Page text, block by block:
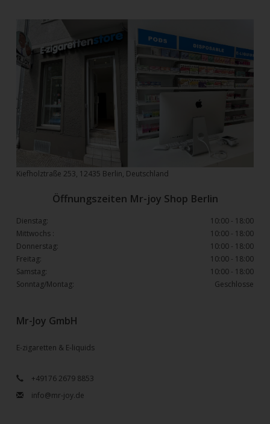
Mr-Joy GmbH
E-zigaretten & E-liquids
+49176 2679 8853
info@mr-joy.de
Kiefholztraße 253, 12435 Berlin, Deutschland
Öffnungszeiten Mr-joy Shop Berlin
Dienstag:
10:00 - 18:00
Mittwochs :
10:00 - 18:00
Donnerstag:
10:00 - 18:00
Freitag:
10:00 - 18:00
Samstag:
10:00 - 18:00
Sonntag/Montag:
Geschlosse